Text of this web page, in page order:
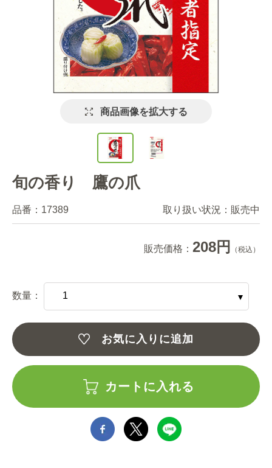
商品画像を拡大する
旬の香り 鷹の爪
品番： 17389 取り扱い状況： 販売中
販売価格： 208円 （税込）
数量：
お気に入りに追加
カートに入れる